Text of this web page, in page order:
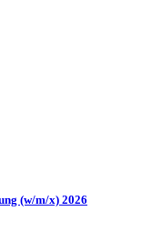
(w/m/x) 2026